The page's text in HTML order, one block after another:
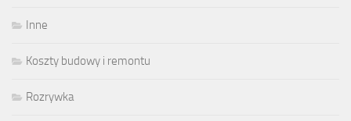
Inne
Koszty budowy i remontu
Rozrywka